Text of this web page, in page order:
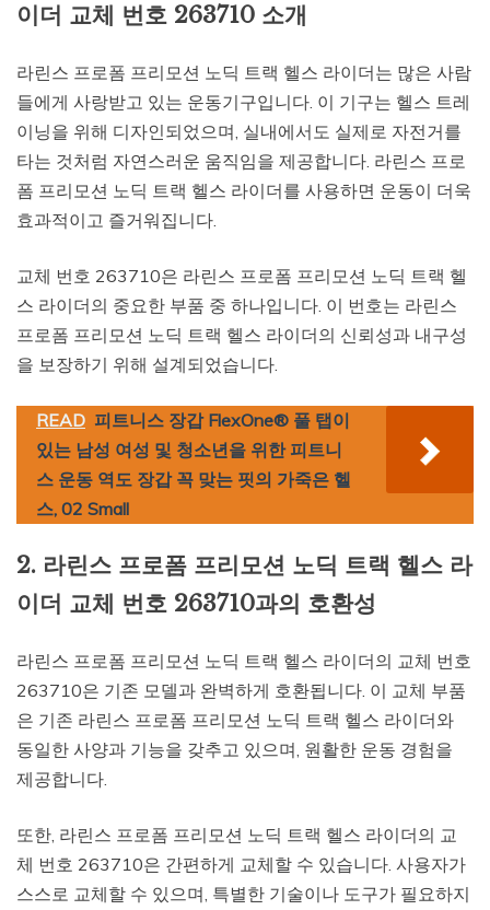
이더 교체 번호 263710 소개
라린스 프로폼 프리모션 노딕 트랙 헬스 라이더는 많은 사람
들에게 사랑받고 있는 운동기구입니다. 이 기구는 헬스 트레
이닝을 위해 디자인되었으며, 실내에서도 실제로 자전거를
타는 것처럼 자연스러운 움직임을 제공합니다. 라린스 프로
폼 프리모션 노딕 트랙 헬스 라이더를 사용하면 운동이 더욱
효과적이고 즐거워집니다.
교체 번호 263710은 라린스 프로폼 프리모션 노딕 트랙 헬
스 라이더의 중요한 부품 중 하나입니다. 이 번호는 라린스
프로폼 프리모션 노딕 트랙 헬스 라이더의 신뢰성과 내구성
을 보장하기 위해 설계되었습니다.
READ 피트니스 장갑 FlexOne® 풀 탭이
있는 남성 여성 및 청소년을 위한 피트니
스 운동 역도 장갑 꼭 맞는 핏의 가죽은 헬
스, 02 Small
2. 라린스 프로폼 프리모션 노딕 트랙 헬스 라
이더 교체 번호 263710과의 호환성
라린스 프로폼 프리모션 노딕 트랙 헬스 라이더의 교체 번호
263710은 기존 모델과 완벽하게 호환됩니다. 이 교체 부품
은 기존 라린스 프로폼 프리모션 노딕 트랙 헬스 라이더와
동일한 사양과 기능을 갖추고 있으며, 원활한 운동 경험을
제공합니다.
또한, 라린스 프로폼 프리모션 노딕 트랙 헬스 라이더의 교
체 번호 263710은 간편하게 교체할 수 있습니다. 사용자가
스스로 교체할 수 있으며, 특별한 기술이나 도구가 필요하지